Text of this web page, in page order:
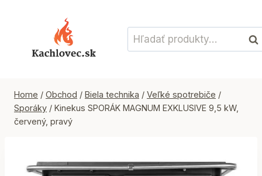
Hľadať:
Home / Obchod / Biela technika / Veľké spotrebiče /
Sporáky / Kinekus SPORÁK MAGNUM EXKLUSIVE 9,5 kW,
červený, pravý